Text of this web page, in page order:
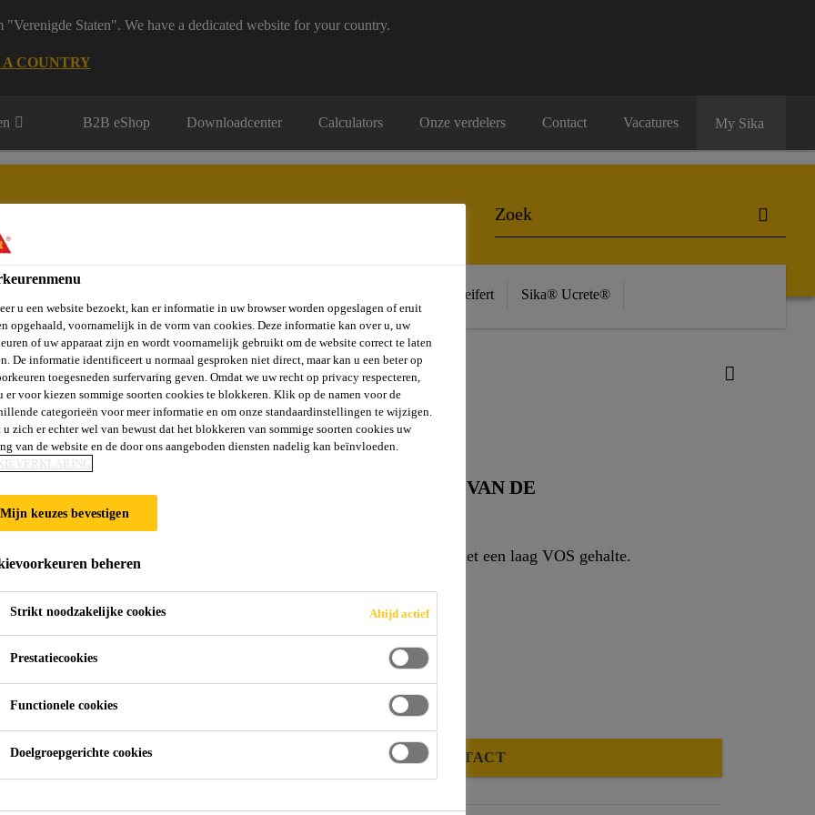
Staten". We have a dedicated website for your country.
COUNTRY
B2B eShop Downloadcenter Calculators Onze verdelers Contact Vacatures My Sika
Seifert Sika® Ucrete®
W
POLYURETHAAN SEALLAAG, ONDERDEEL VAN DE
gekleurde matte verzegelingslaag op polyurethaanbasis met een laag VOS gehalte.
CONTACT
u een website bezoekt, kan er informatie in uw browser worden opgeslagen of eruit
opgehaald, voornamelijk in de vorm van cookies. Deze informatie kan over u, uw
of uw apparaat zijn en wordt voornamelijk gebruikt om de website correct te laten
De informatie identificeert u normaal gesproken niet direct, maar kan u een beter op
toegesneden surfervaring geven. Omdat we uw recht op privacy respecteren,
er voor kiezen sommige soorten cookies te blokkeren. Klik op de namen voor de
categorieën voor meer informatie en om onze standaardinstellingen te wijzigen.
u zich er echter wel van bewust dat het blokkeren van sommige soorten cookies uw
van de website en de door ons aangeboden diensten nadelig kan beïnvloeden.
Mijn keuzes bevestigen
beheren
Strikt noodzakelijke cookies Altijd actief
Prestatiecookies
Functionele cookies
Doelgroepgerichte cookies